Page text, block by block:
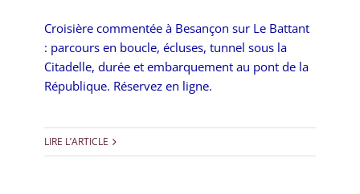
Croisière commentée à Besançon sur Le Battant
: parcours en boucle, écluses, tunnel sous la
Citadelle, durée et embarquement au pont de la
République. Réservez en ligne.
LIRE L’ARTICLE